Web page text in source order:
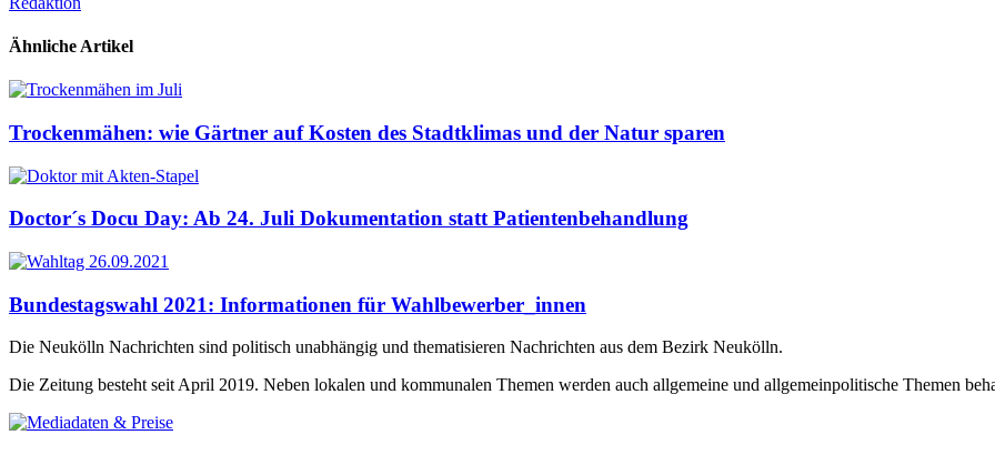
Ähnliche Artikel
Trockenmähen: wie Gärtner auf Kosten des Stadtklimas und der Natur sparen
Doctor´s Docu Day: Ab 24. Juli Dokumentation statt Patientenbehandlung
Bundestagswahl 2021: Informationen für Wahlbewerber_innen
Die Neukölln Nachrichten sind politisch unabhängig und thematisieren Nachrichten aus dem Bezirk Neukölln.
Die Zeitung besteht seit April 2019. Neben lokalen und kommunalen Themen werden auch allgemeine und allgemeinpolitische Themen